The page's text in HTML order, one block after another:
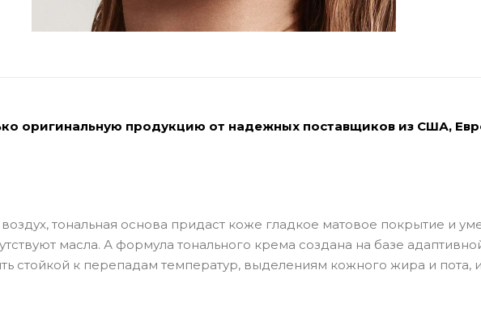
оригинальную продукцию от надежных поставщиков из США,
тональная основа придаст коже гладкое матовое покрытие и
масла. А формула тонального крема создана на базе
стойкой к перепадам температур, выделениям кожного жира и пота,